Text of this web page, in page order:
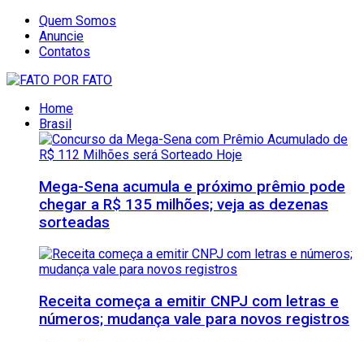
Quem Somos
Anuncie
Contatos
Home
Brasil
Mega-Sena acumula e próximo prêmio pode
chegar a R$ 135 milhões; veja as dezenas
sorteadas
Receita começa a emitir CNPJ com letras e
números; mudança vale para novos registros